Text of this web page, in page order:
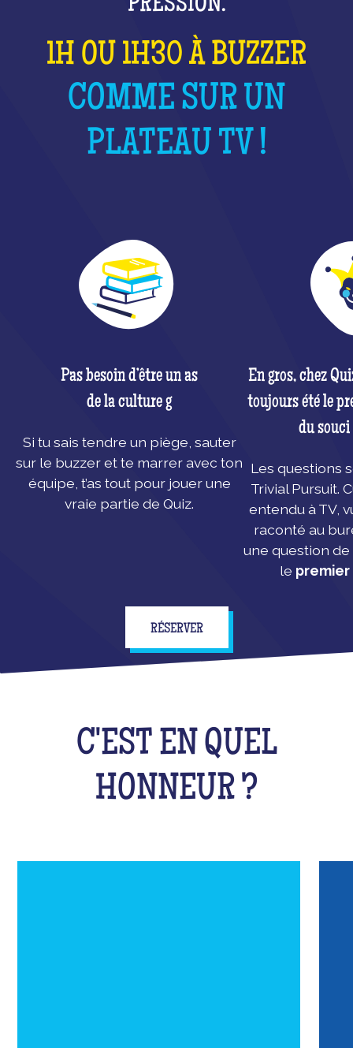
PRESSION.
1H OU 1H30 À BUZZER
COMME SUR UN
PLATEAU TV !
Pas besoin d’être un as
de la culture g
Si tu sais tendre un piège, sauter
sur le buzzer et te marrer avec ton
équipe, t’as tout pour jouer une
vraie partie de Quiz.
En gros, chez
toujours été le
du souci
Les questions
Trivial Pursuit.
entendu à TV,
raconté au
une question
le premier
RÉSERVER
C'EST EN QUEL
HONNEUR ?